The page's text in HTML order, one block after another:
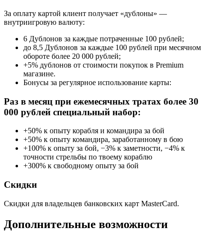
За оплату картой клиент получает «дублоны» —
внутриигровую валюту:
6 Дублонов за каждые потраченные 100 рублей;
до 8,5 Дублонов за каждые 100 рублей при месячном
обороте более 20 000 рублей;
+5% дублонов от стоимости покупок в Premium
магазине.
Бонусы за регулярное использование карты:
Раз в месяц при ежемесячных тратах более 30
000 рублей специальный набор:
+50% к опыту корабля и командира за бой
+50% к опыту командира, заработанному в бою
+100% к опыту за бой, −3% к заметности, −4% к
точности стрельбы по твоему кораблю
+300% к свободному опыту за бой
Скидки
Скидки для владельцев банковских карт MasterCard.
Дополнительные возможности